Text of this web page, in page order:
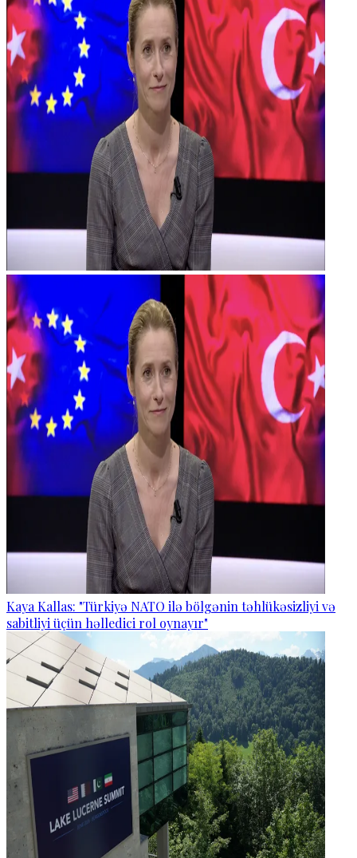
Kaya Kallas: "Türkiyə NATO ilə bölgənin təhlükəsizliyi və
sabitliyi üçün həlledici rol oynayır"